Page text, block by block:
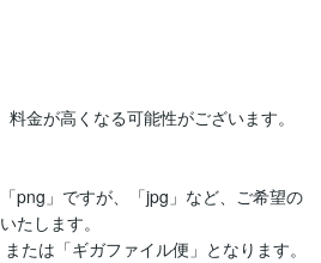
金が高くなる可能性がございます。
png」ですが、「jpg」など、ご希望の
たします。
たは「ギガファイル便」となります。